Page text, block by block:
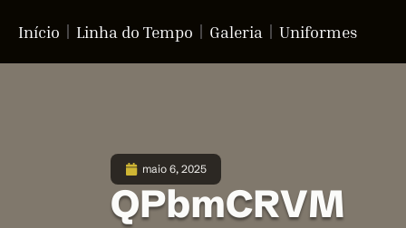
Início Linha do Tempo Galeria Uniformes
maio 6, 2025
QPbmCRVM